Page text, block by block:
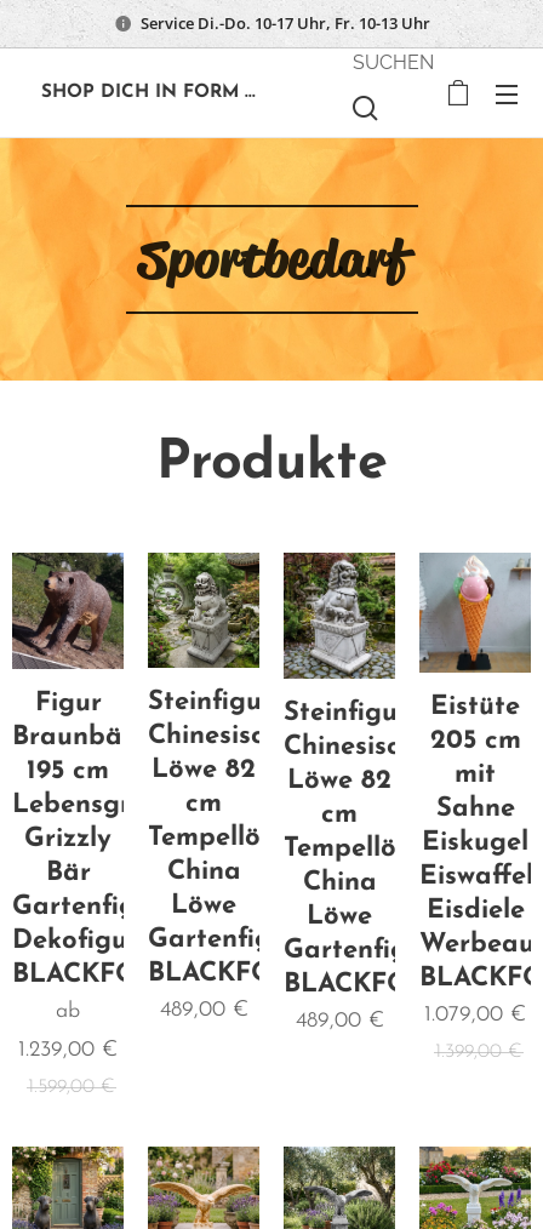
Service Di.-Do. 10-17 Uhr, Fr. 10-13 Uhr
SHOP DICH IN FORM ...
SUCHEN
Sportbedarf
Produkte
Figur
Braunbär
195 cm
Lebensgroß
Grizzly
Bär
Gartenfigur
Dekofigur
BLACKFORM
ab
1.239,00 €
1.599,00€
Steinfigur
Chinesischer
Löwe 82
cm
Tempellöwe
China
Löwe
Gartenfigur
BLACKFORM
489,00€
Steinfigur
Chinesischer
Löwe 82
cm
Tempellöwe
China
Löwe
Gartenfigur
BLACKFORM
489,00€
Eistüte
205 cm
mit
Sahne
Eiskugel
Eiswaffel
Eisdiele
1.079,00 €
1.399,00€